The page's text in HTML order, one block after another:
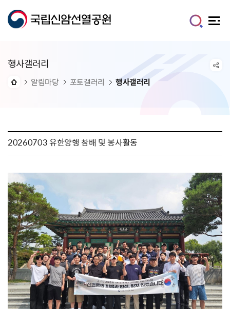
행사갤러리
알림마당 포토갤러리 행사갤러리
20260703 유한양행 참배 및 봉사활동